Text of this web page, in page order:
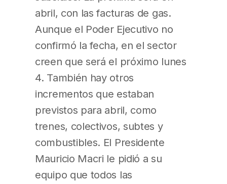
abril, con las facturas de gas.
Aunque el Poder Ejecutivo no
confirmó la fecha, en el sector
creen que será el próximo lunes
4. También hay otros
incrementos que estaban
previstos para abril, como
trenes, colectivos, subtes y
combustibles. El Presidente
Mauricio Macri le pidió a su
equipo que todos las